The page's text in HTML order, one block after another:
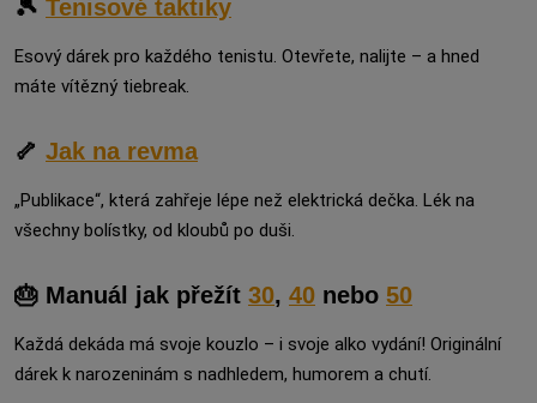
🎾 Tenisové taktiky
Esový dárek pro každého tenistu. Otevřete, nalijte – a hned
máte vítězný tiebreak.
🦴 Jak na revma
„Publikace“, která zahřeje lépe než elektrická dečka. Lék na
všechny bolístky, od kloubů po duši.
🎂 Manuál jak přežít 30, 40 nebo 50
Každá dekáda má svoje kouzlo – i svoje alko vydání! Originální
dárek k narozeninám s nadhledem, humorem a chutí.